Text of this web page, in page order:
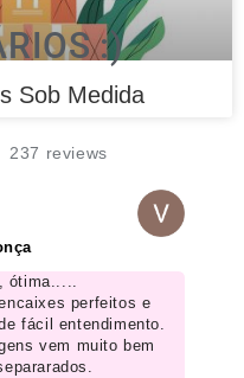
:)
Sob Medida
237 reviews
ótima.....
perfeitos e
fácil entendimento.
vem muito bem